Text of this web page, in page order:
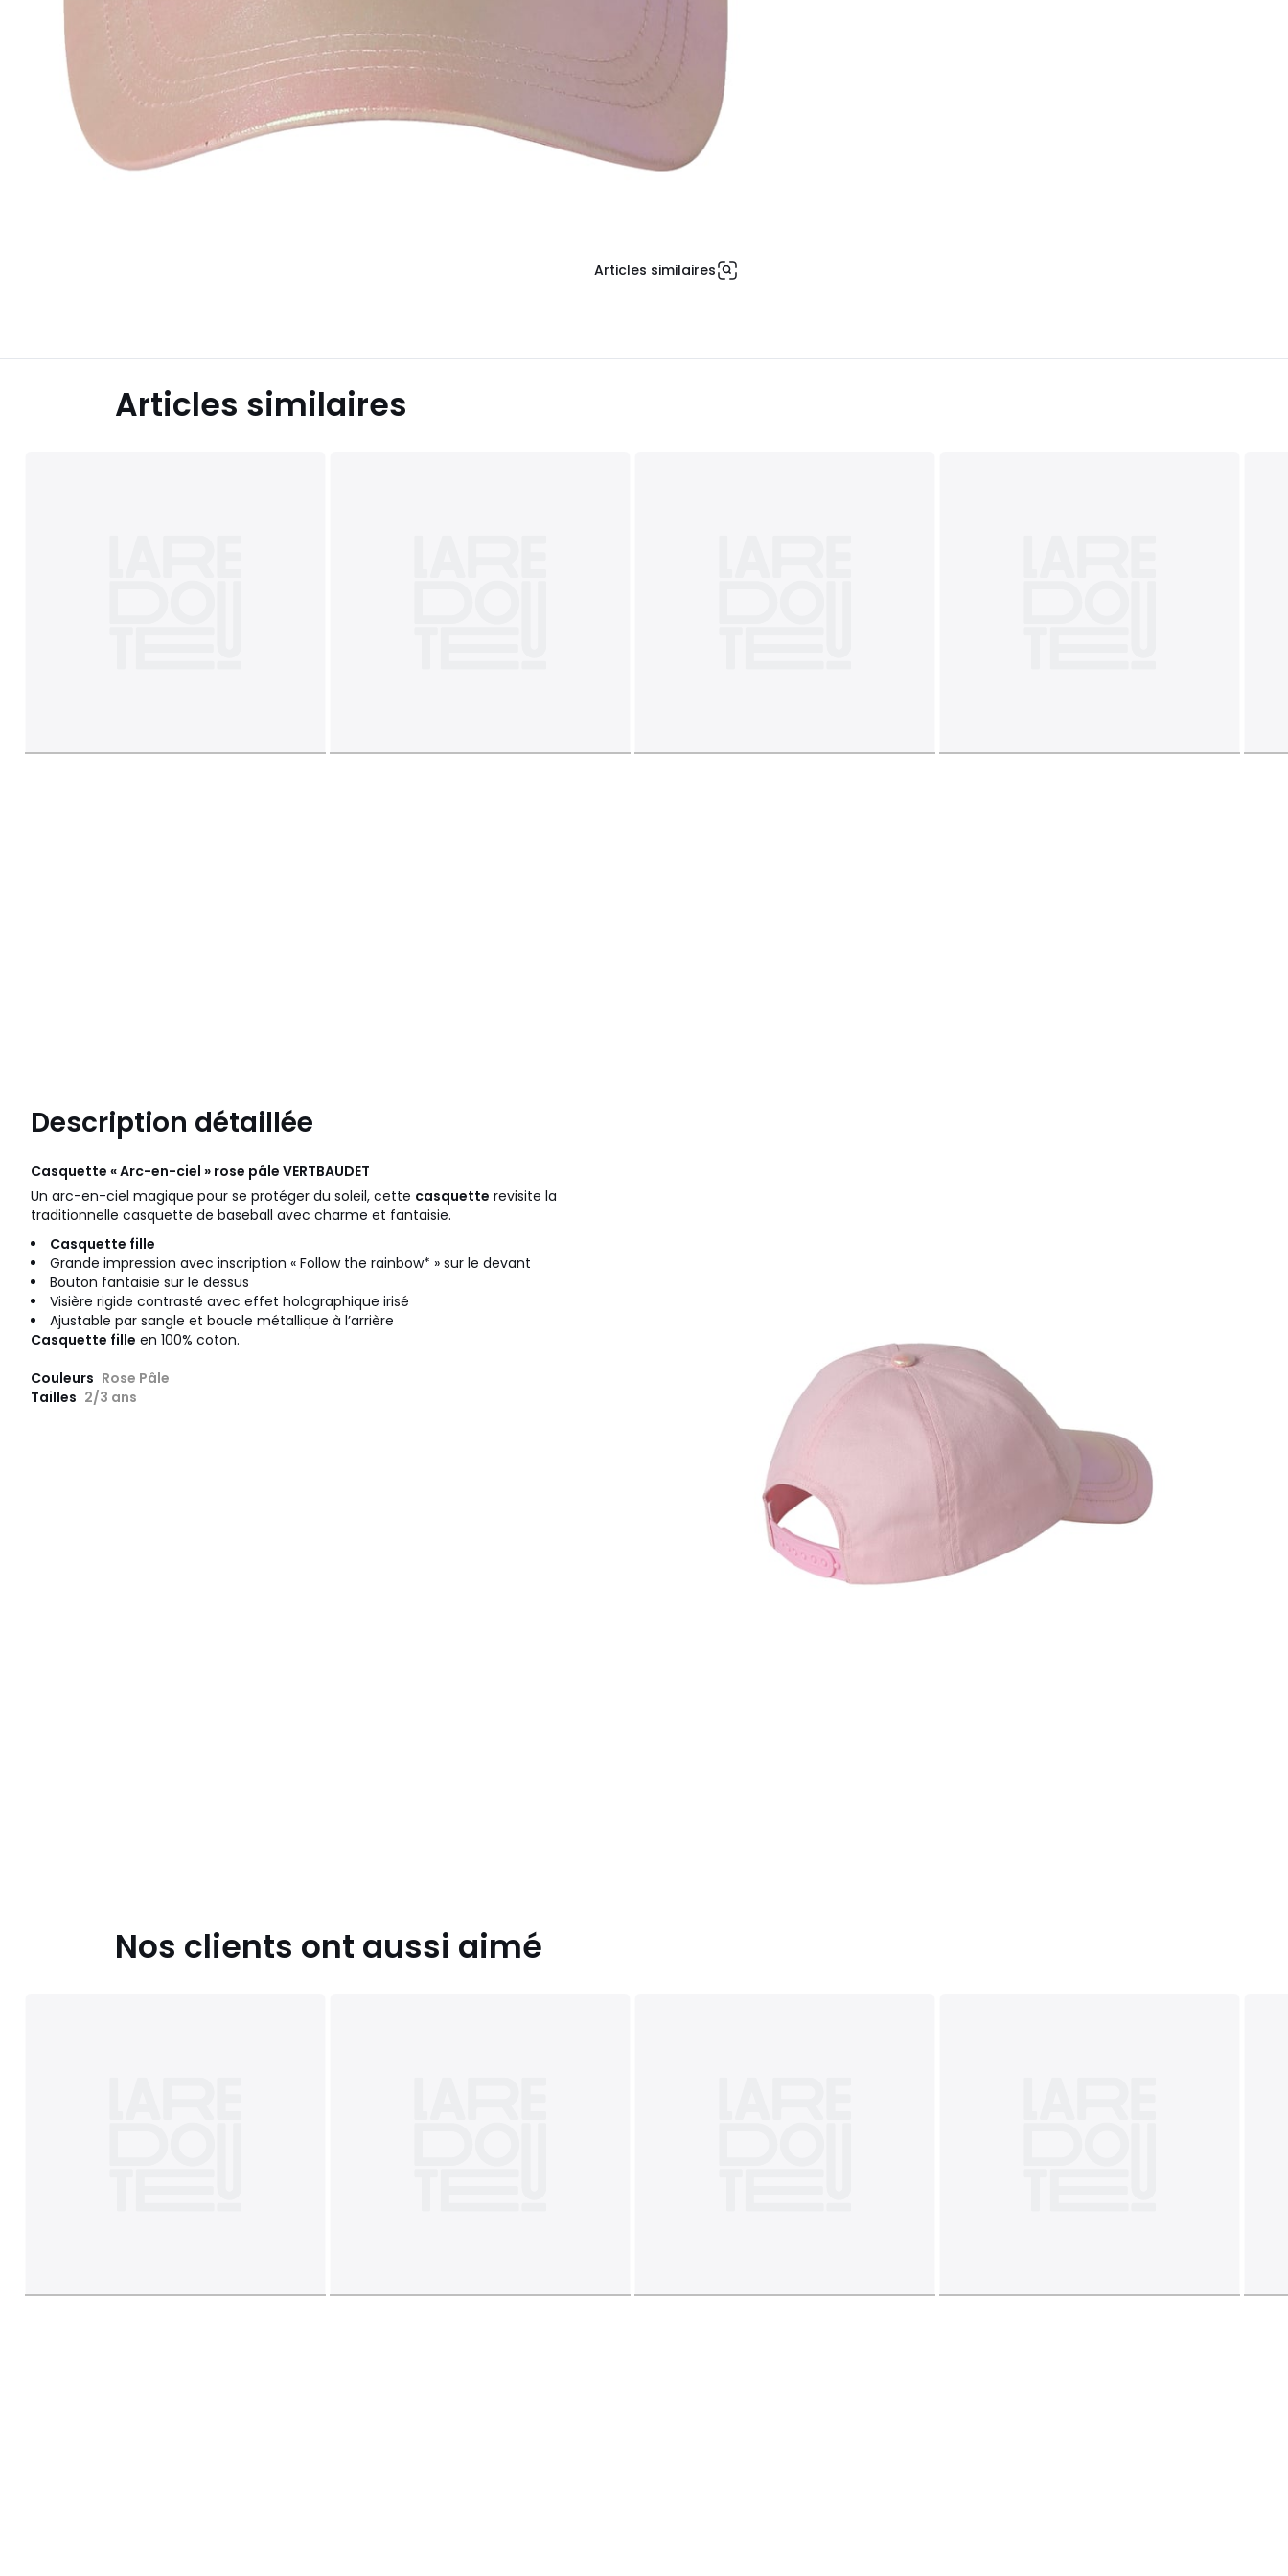
Articles similaires
Articles similaires
Description détaillée
Casquette « Arc-en-ciel » rose pâle VERTBAUDET
Un arc-en-ciel magique pour se protéger du soleil, cette casquette revisite la
traditionnelle casquette de baseball avec charme et fantaisie.
Casquette fille
Grande impression avec inscription « Follow the rainbow* » sur le devant
Bouton fantaisie sur le dessus
Visière rigide contrasté avec effet holographique irisé
Ajustable par sangle et boucle métallique à l’arrière
Casquette fille en 100% coton.
Couleurs Rose Pâle
Tailles 2/3 ans
Nos clients ont aussi aimé